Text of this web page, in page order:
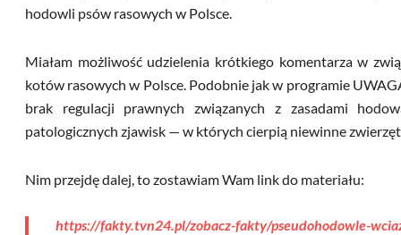
hodowli psów rasowych w Polsce.
Miałam możliwość udzielenia krótkiego komentarza w
kotów rasowych w Polsce. Podobnie jak w programie
brak regulacji prawnych związanych z zasadami
patologicznych zjawisk — w których cierpią niewinne
Nim przejdę dalej, to zostawiam Wam link do materiału:
https://fakty.tvn24.pl/zobacz-fakty/pseudohodowle-